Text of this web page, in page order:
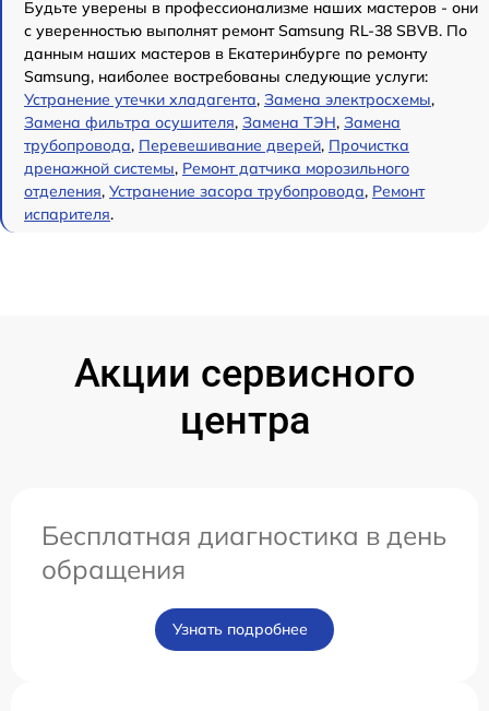
Будьте уверены в профессионализме наших мастеров - они
с уверенностью выполнят ремонт Samsung RL-38 SBVB. По
данным наших мастеров в Екатеринбурге по ремонту
Samsung, наиболее востребованы следующие услуги:
Устранение утечки хладагента, Замена электросхемы,
Замена фильтра осушителя, Замена ТЭН, Замена
трубопровода, Перевешивание дверей, Прочистка
дренажной системы, Ремонт датчика морозильного
отделения, Устранение засора трубопровода, Ремонт
испарителя.
Акции сервисного
центра
Бесплатная диагностика в день
обращения
Узнать подробнее